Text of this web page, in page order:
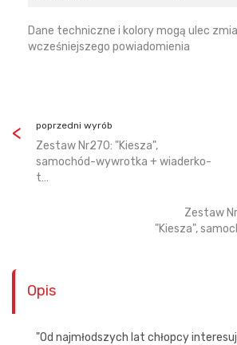
Dane techniczne i kolory mogą ulec
wcześniejszego powiadomienia
poprzedni wyrób
Zestaw Nr270: "Kiesza",
samochód-wywrotka + wiaderko-
t…
Zestaw
"Kiesza",
Opis
"Od najmłodszych lat chłopcy